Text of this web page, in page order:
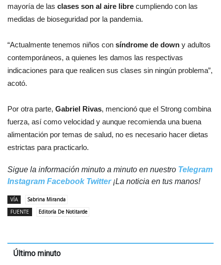
mayoría de las clases son al aire libre cumpliendo con las
medidas de bioseguridad por la pandemia.
“Actualmente tenemos niños con síndrome de down y adultos
contemporáneos, a quienes les damos las respectivas
indicaciones para que realicen sus clases sin ningún problema”,
acotó.
Por otra parte, Gabriel Rivas, mencionó que el Strong combina
fuerza, así como velocidad y aunque recomienda una buena
alimentación por temas de salud, no es necesario hacer dietas
estrictas para practicarlo.
Sigue la información minuto a minuto en nuestro Telegram
Instagram Facebook Twitter¡La noticia en tus manos!
VÍA
Sabrina Miranda
FUENTE
Editoría De Notitarde
Último minuto